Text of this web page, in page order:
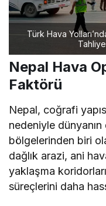
Türk Hava
Nepal Hava
Faktörü
Nepal, coğrafi
nedeniyle
bölgelerinden biri
dağlık arazi, ani
yaklaşma
süreçlerini daha